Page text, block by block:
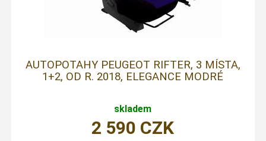
AUTOPOTAHY PEUGEOT RIFTER, 3 MÍSTA,
1+2, OD R. 2018, ELEGANCE MODRÉ
skladem
2 590 CZK